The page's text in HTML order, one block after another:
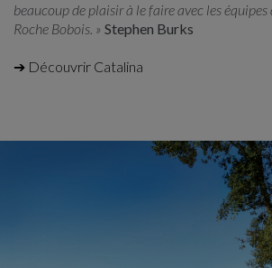
beaucoup de plaisir à le faire avec les équipes
Roche Bobois. » Stephen Burks
➔ Découvrir Catalina